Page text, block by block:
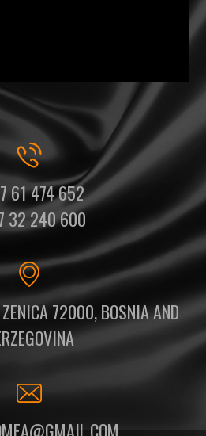
61 474 652
32 240 600
72000, BOSNIA AND